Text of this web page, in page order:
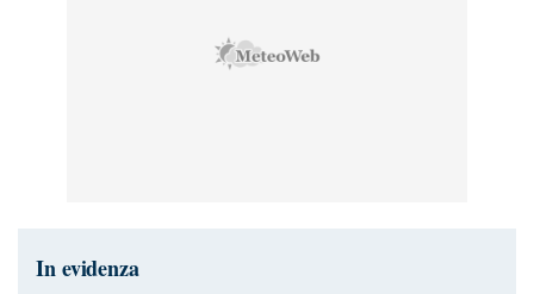
In evidenza